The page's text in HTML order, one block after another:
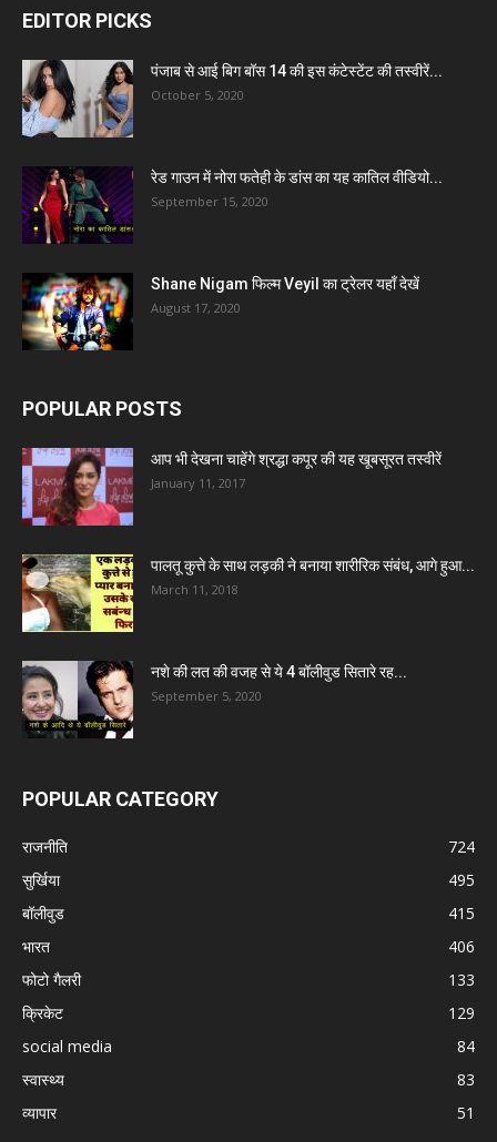
EDITOR PICKS
पंजाब से आई बिग बॉस 14 की इस कंटेस्टेंट की तस्वीरें...
October 5, 2020
रेड गाउन में नोरा फतेही के डांस का यह कातिल वीडियो...
September 15, 2020
Shane Nigam फिल्म Veyil का ट्रेलर यहाँ देखें
August 17, 2020
POPULAR POSTS
आप भी देखना चाहेंगे श्रद्धा कपूर की यह खूबसूरत तस्वीरें
January 11, 2017
पालतू कुत्ते के साथ लड़की ने बनाया शारीरिक संबंध, आगे हुआ...
March 11, 2018
नशे की लत की वजह से ये 4 बॉलीवुड सितारे रह...
September 5, 2020
POPULAR CATEGORY
राजनीति
724
सुर्खिया
495
बॉलीवुड
415
भारत
406
फोटो गैलरी
133
क्रिकेट
129
social media
84
स्वास्थ्य
83
व्यापार
51